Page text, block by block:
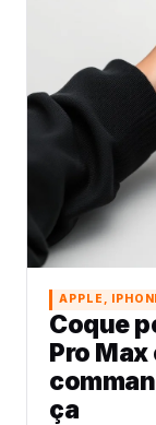
APPLE,
Coque
Pro
ça